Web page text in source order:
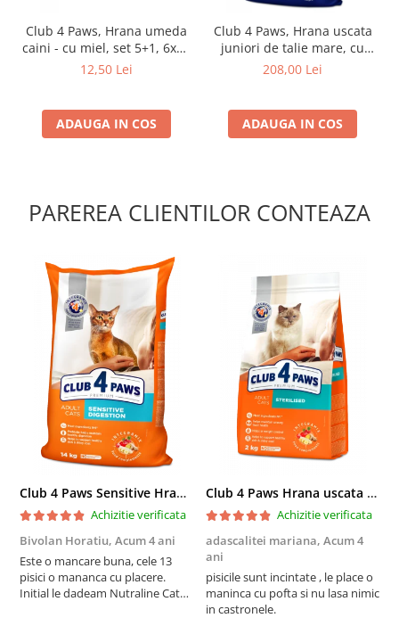
Club 4 Paws, Hrana umeda
caini - cu miel, set 5+1, 6x80
g
12,50 Lei
ADAUGA IN COS
Club 4 Paws, Hrana uscata
juniori de talie mare, cu
pui, 14kg
208,00 Lei
ADAUGA IN COS
PAREREA CLIENTILOR CONTEAZA
Club 4 Paws Sensitive Hrana uscata pisici adulte, 14kg
Achizitie verificata
Bivolan Horatiu, Acum 4 ani
Este o mancare buna, cele 13
pisici o mananca cu placere.
Initial le dadeam Nutraline Cat
Club 4 Paws Hrana uscata pisici sterilizate, 2kg
Achizitie verificata
adascalitei mariana, Acum 4
ani
pisicile sunt incintate , le place o
maninca cu pofta si nu lasa nimic
in castronele.